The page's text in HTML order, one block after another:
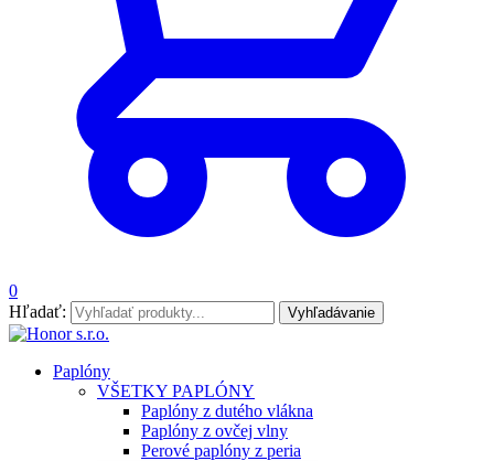
0
Hľadať:
Vyhľadávanie
Paplóny
VŠETKY PAPLÓNY
Paplóny z dutého vlákna
Paplóny z ovčej vlny
Perové paplóny z peria